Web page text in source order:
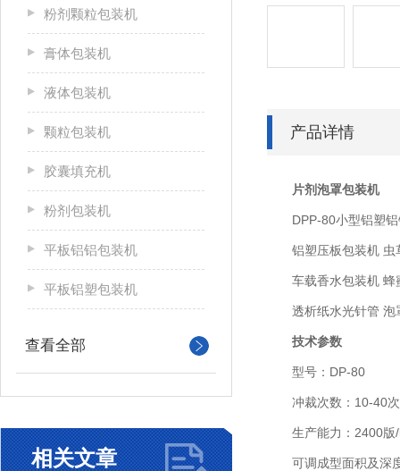
粉剂颗粒包装机
膏体包装机
液体包装机
颗粒包装机
胶囊填充机
粉剂包装机
平板铝铝包装机
平板铝塑包装机
查看全部
相关文章
产品详情
片剂泡罩包装机
DPP-80小型铝塑铝
铝塑压板包装机 虫
车载香水包装机 蜂
透析纸水光针管 泡
技术参数
型号：DP-80
冲裁次数：10-40
生产能力：2400版/
可调成型面积及深